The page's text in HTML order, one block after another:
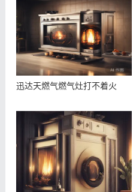
迅达天燃气燃气灶打不着火